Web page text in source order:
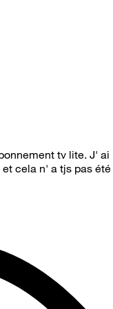
tv lite. J' ai
cela n' a tjs pas été